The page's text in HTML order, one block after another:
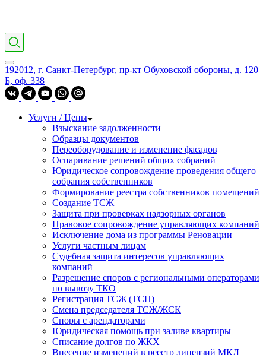
192012, г. Санкт-Петербург, пр-кт Обуховской обороны, д. 120
Б, оф. 338
Услуги / Цены
Взыскание задолженности
Образцы документов
Переоборудование и изменение фасадов
Оспаривание решений общих собраний
Юридическое сопровождение проведения общего
собрания собственников
Формирование реестра собственников помещений
Создание ТСЖ
Защита при проверках надзорных органов
Правовое сопровождение управляющих компаний
Исключение дома из программы Реновации
Услуги частным лицам
Судебная защита интересов управляющих
компаний
Разрешение споров с региональными операторами
по вывозу ТКО
Регистрация ТСЖ (ТСН)
Смена председателя ТСЖ/ЖСК
Споры с арендаторами
Юридическая помощь при заливе квартиры
Списание долгов по ЖКХ
Внесение изменений в реестр лицензий МКД